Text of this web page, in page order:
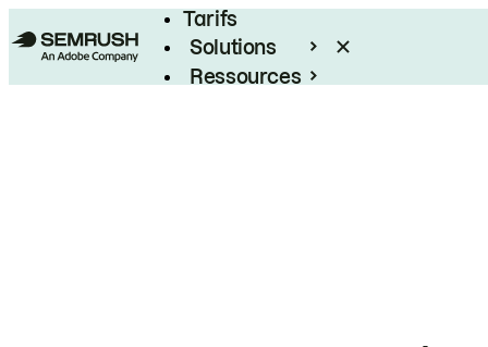
Tarifs
Solutions
Ressources